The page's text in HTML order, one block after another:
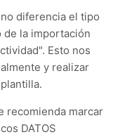
diferencia el tipo
de la importación
Esto nos
y realizar
recomienda marcar
DATOS